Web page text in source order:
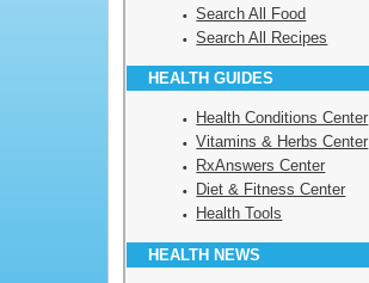
Search All Food
Search All Recipes
HEALTH GUIDES
Health Conditions Center
Vitamins & Herbs Center
RxAnswers Center
Diet & Fitness Center
Health Tools
HEALTH NEWS